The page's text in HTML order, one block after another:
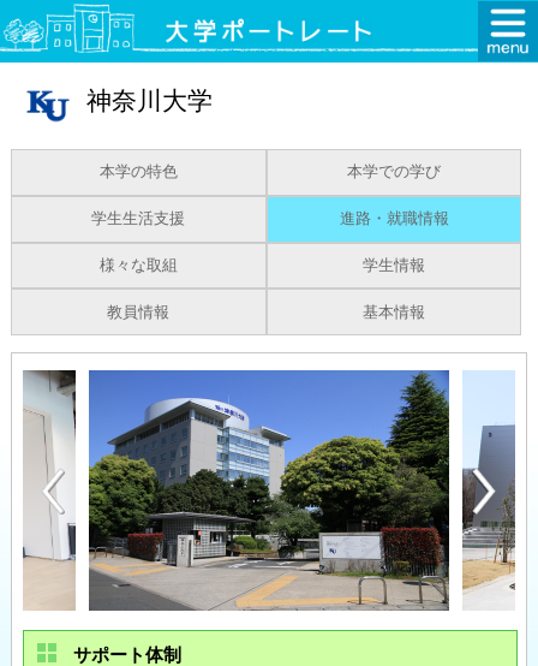
神奈川大学
本学の特色 本学での学び
学生生活支援 進路・就職情報
様々な取組 学生情報
教員情報 基本情報
サポート体制